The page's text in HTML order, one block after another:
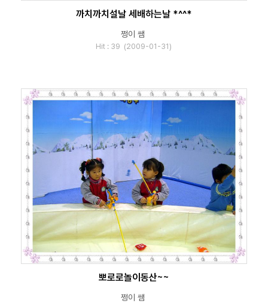
까치까치설날 세배하는날 *^^*
쩡이 쌤
Hit : 39 (2009-01-31)
뽀로로놀이동산~~
쩡이 쌤